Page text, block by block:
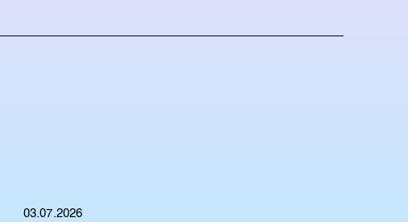
03.07.2026